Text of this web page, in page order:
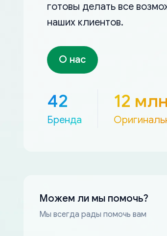
готовы делать все
наших клиентов.
О нас
42
Бренда
12 млн
Можем ли мы помочь?
Мы всегда рады помочь вам